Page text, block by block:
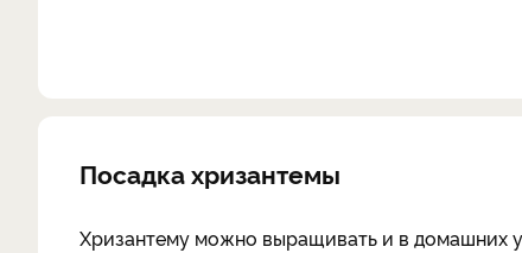
Посадка хризантемы
Хризантему можно выращивать и в домашних